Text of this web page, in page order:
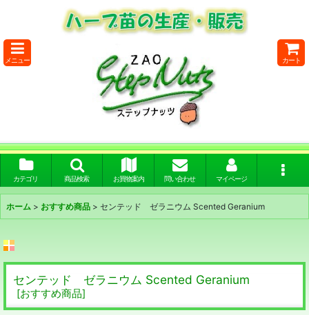
メニュー カート
カテゴリ 商品検索 お買物案内 問い合わせ マイページ
ホーム > おすすめ商品 > センテッド ゼラニウム Scented Geranium
センテッド ゼラニウム Scented Geranium
[おすすめ商品]